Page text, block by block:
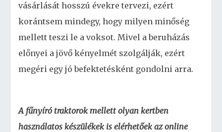
vásárlását hosszú évekre tervezi, ezért
korántsem mindegy, hogy milyen minőség
mellett teszi le a voksot. Mivel a beruházás
előnyei a jövő kényelmét szolgálják, ezért
megéri egy jó befektetésként gondolni arra.
A fűnyíró traktorok mellett olyan kertben
használatos készülékek is elérhetőek az online